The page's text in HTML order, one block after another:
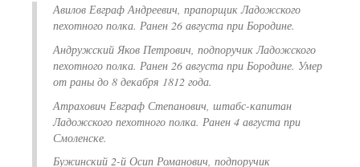
Авилов Евграф Андреевич, прапорщик Ладожского
пехотного полка. Ранен 26 августа при Бородине.
Андружский Яков Петрович, подпоручик Ладожского
пехотного полка. Ранен 26 августа при Бородине. Умер
от раны до 8 декабря 1812 года.
Атрахович Евграф Степанович, штабс-капитан
Ладожского пехотного полка. Ранен 4 августа при
Смоленске.
Бужинский 2-й Осип Романович, подпоручик